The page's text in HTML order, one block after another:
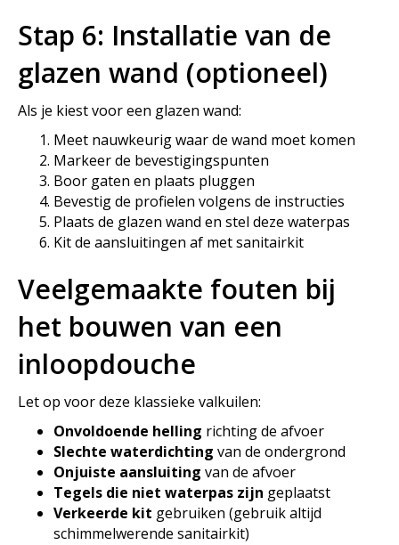
Stap 6: Installatie van de
glazen wand (optioneel)
Als je kiest voor een glazen wand:
Meet nauwkeurig waar de wand moet komen
Markeer de bevestigingspunten
Boor gaten en plaats pluggen
Bevestig de profielen volgens de instructies
Plaats de glazen wand en stel deze waterpas
Kit de aansluitingen af met sanitairkit
Veelgemaakte fouten bij
het bouwen van een
inloopdouche
Let op voor deze klassieke valkuilen:
Onvoldoende helling richting de afvoer
Slechte waterdichting van de ondergrond
Onjuiste aansluiting van de afvoer
Tegels die niet waterpas zijn geplaatst
Verkeerde kit gebruiken (gebruik altijd
schimmelwerende sanitairkit)